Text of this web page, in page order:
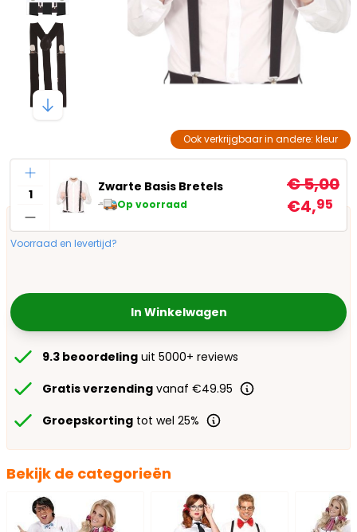
Ook verkrijgbaar in andere: kleur
Aantal
Zwarte Basis Bretels
Op voorraad
€ 5,00
€4,95
Voorraad en levertijd?
In Winkelwagen
9.3 beoordeling uit 5000+ reviews
Gratis verzending vanaf €49.95
Groepskorting tot wel 25%
Bekijk de categorieën